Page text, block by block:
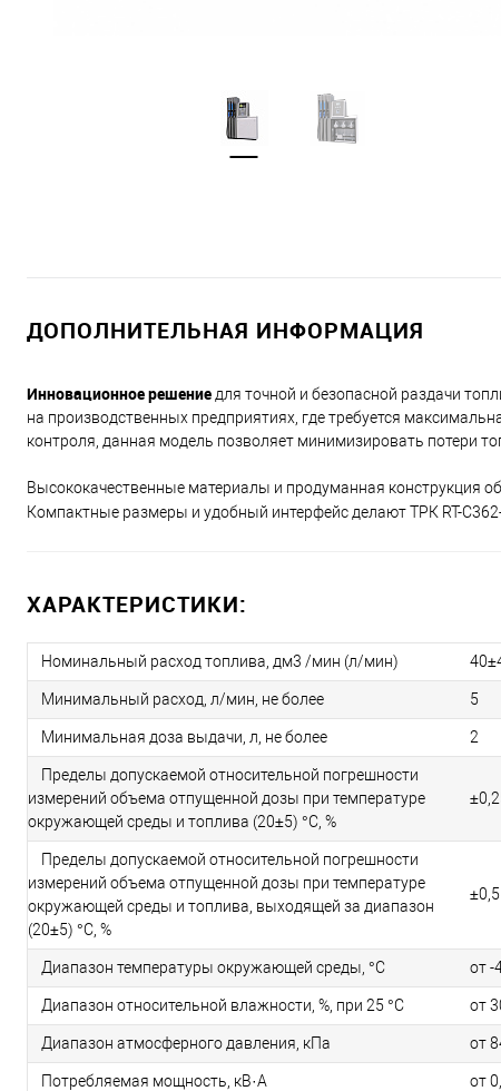
ДОПОЛНИТЕЛЬНАЯ ИНФОРМАЦИЯ
Инновационное решение для точной и безопасной раздачи
на производственных предприятиях, где требуется
контроля, данная модель позволяет минимизировать потери
Высококачественные материалы и продуманная конструкция
Компактные размеры и удобный интерфейс делают ТРК RT-
ХАРАКТЕРИСТИКИ:
Номинальный расход топлива, дм3 /мин (л/мин)
Минимальный расход, л/мин, не более 5
Минимальная доза выдачи, л, не более 2
Пределы допускаемой относительной погрешности
измерений объема отпущенной дозы при температуре
окружающей среды и топлива (20±5) °С, %
Пределы допускаемой относительной погрешности
измерений объема отпущенной дозы при температуре
окружающей среды и топлива, выходящей за диапазон
(20±5) °С, %
±0,5
Диапазон температуры окружающей среды, °С от -
Диапазон относительной влажности, %, при 25 °С от
Диапазон атмосферного давления, кПа от
Потребляемая мощность, кВ·А от